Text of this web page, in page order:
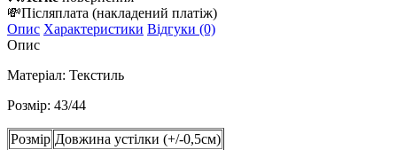
💸Післяплата (накладений платіж)
Опис Характеристики Відгуки (0)
Опис
Матеріал: Текстиль
Розмір: 43/44
Розмір Довжина устілки (+/-0,5см)